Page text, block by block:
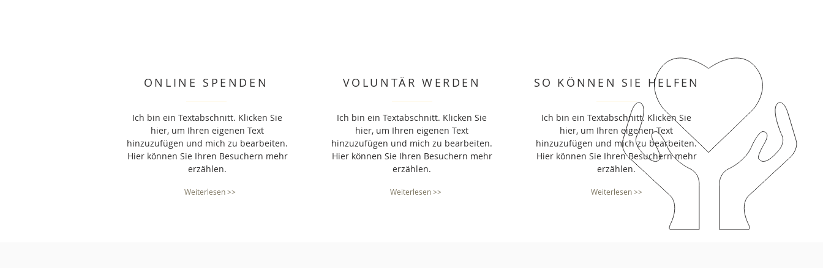
ONLINE SPENDEN
Ich bin ein Textabschnitt. Klicken Sie
hier, um Ihren eigenen Text
hinzuzufügen und mich zu bearbeiten.
Hier können Sie Ihren Besuchern mehr
erzählen.
Weiterlesen >>
VOLUNTÄR WERDEN
Ich bin ein Textabschnitt. Klicken Sie
hier, um Ihren eigenen Text
hinzuzufügen und mich zu bearbeiten.
Hier können Sie Ihren Besuchern mehr
erzählen.
Weiterlesen >>
SO KÖNNEN SIE HELFEN
Ich bin ein Textabschnitt. Klicken Sie
hier, um Ihren eigenen Text
hinzuzufügen und mich zu bearbeiten.
Hier können Sie Ihren Besuchern mehr
erzählen.
Weiterlesen >>